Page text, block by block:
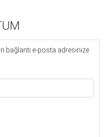
bağlantı e-posta adresinize